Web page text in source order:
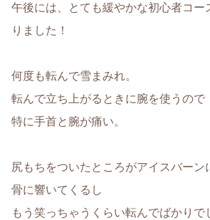
午後には、とても緩やかな初心者コー
りました！
何度も転んで雪まみれ。
転んで立ち上がるときに腕を使うので
特に手首と腕が痛い。
尻もちをついたところがアイスバーン
骨に響いてくるし
もう笑っちゃうくらい転んでばかりで